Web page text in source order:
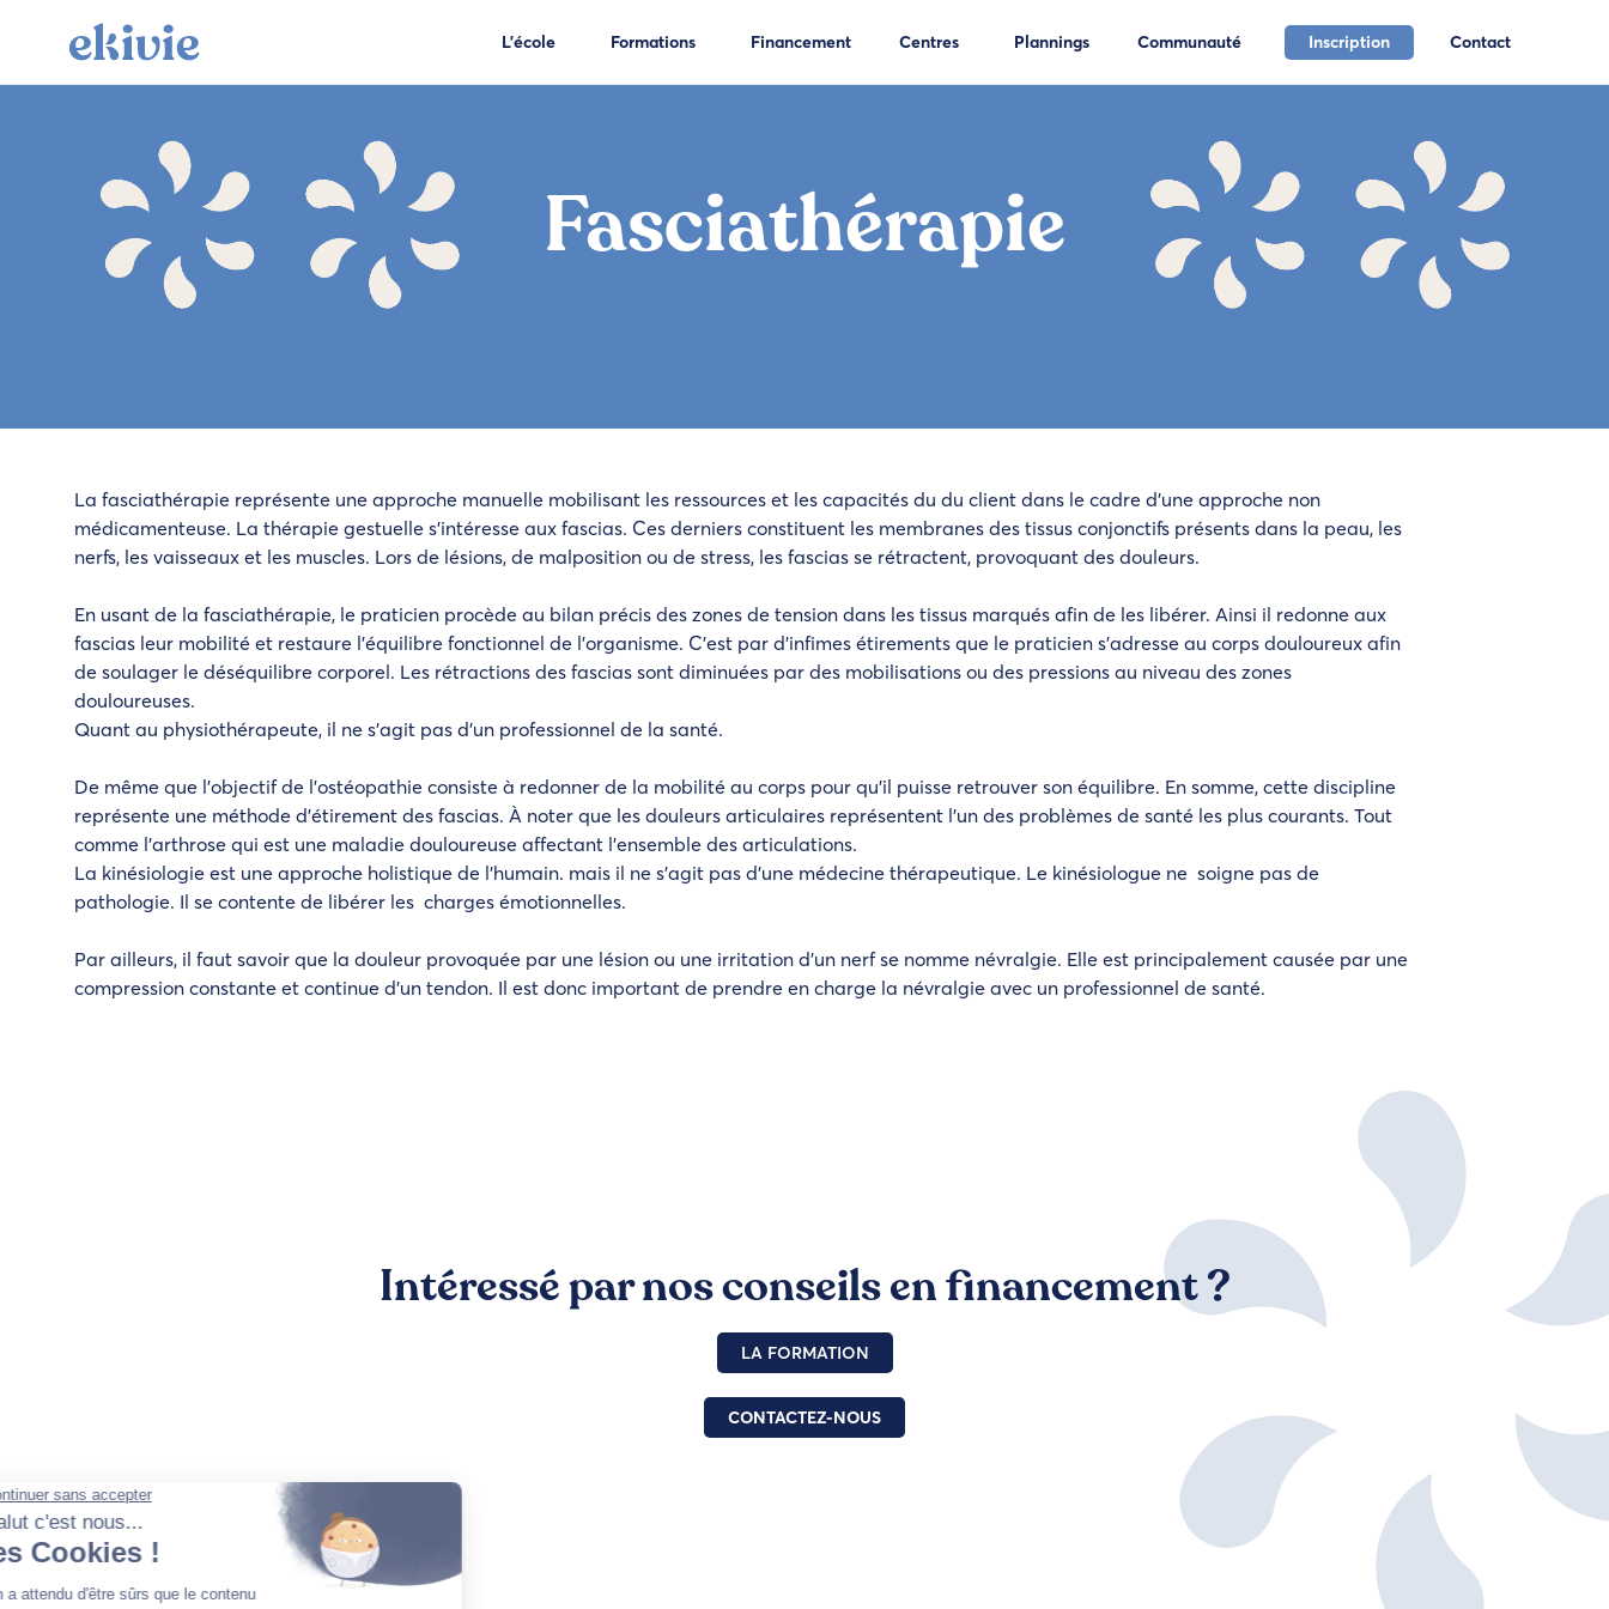
L'école Formations Financement Centres Plannings Communauté Inscription Contact
Fasciathérapie
La fasciathérapie représente une approche manuelle mobilisant les ressources et les capacités du du client dans le cadre d’une approche non
médicamenteuse. La thérapie gestuelle s’intéresse aux fascias. Ces derniers constituent les membranes des tissus conjonctifs présents dans la peau, les
nerfs, les vaisseaux et les muscles. Lors de lésions, de malposition ou de stress, les fascias se rétractent, provoquant des douleurs.
En usant de la fasciathérapie, le praticien procède au bilan précis des zones de tension dans les tissus marqués afin de les libérer. Ainsi il redonne aux
fascias leur mobilité et restaure l’équilibre fonctionnel de l’organisme. C’est par d’infimes étirements que le praticien s’adresse au corps douloureux afin
de soulager le déséquilibre corporel. Les rétractions des fascias sont diminuées par des mobilisations ou des pressions au niveau des zones
douloureuses.
Quant au physiothérapeute, il ne s’agit pas d’un professionnel de la santé.
De même que l’objectif de l’ostéopathie consiste à redonner de la mobilité au corps pour qu’il puisse retrouver son équilibre. En somme, cette discipline
représente une méthode d’étirement des fascias. À noter que les douleurs articulaires représentent l’un des problèmes de santé les plus courants. Tout
comme l’arthrose qui est une maladie douloureuse affectant l’ensemble des articulations.
La kinésiologie est une approche holistique de l’humain. mais il ne s’agit pas d’une médecine thérapeutique. Le kinésiologue ne soigne pas de
pathologie. Il se contente de libérer les charges émotionnelles.
Par ailleurs, il faut savoir que la douleur provoquée par une lésion ou une irritation d’un nerf se nomme névralgie. Elle est principalement causée par une
compression constante et continue d’un tendon. Il est donc important de prendre en charge la névralgie avec un professionnel de santé.
Intéressé par nos conseils en financement ?
LA FORMATION
CONTACTEZ-NOUS